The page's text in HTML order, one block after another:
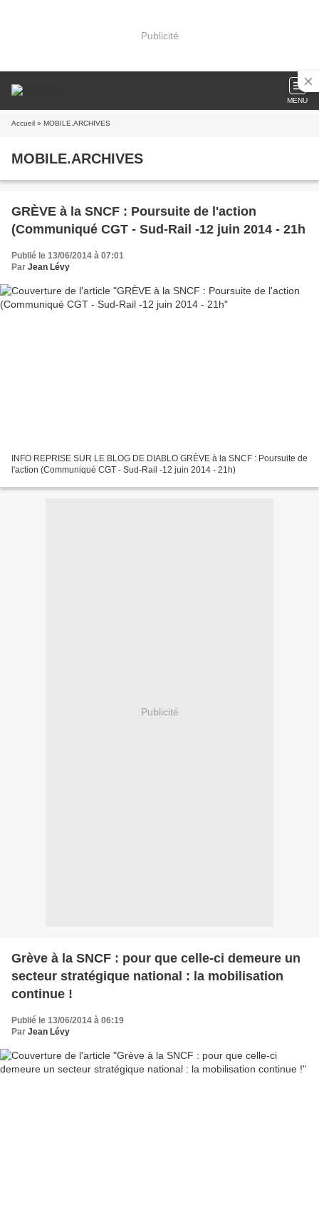
Publicité
MENU
Accueil » MOBILE.ARCHIVES
MOBILE.ARCHIVES
GRÈVE à la SNCF : Poursuite de l'action
(Communiqué CGT - Sud-Rail -12 juin 2014 - 21h
Publié le 13/06/2014 à 07:01
Par Jean Lévy
INFO REPRISE SUR LE BLOG DE DIABLO GRÈVE à la SNCF : Poursuite de
l'action (Communiqué CGT - Sud-Rail -12 juin 2014 - 21h)
Publicité
Grève à la SNCF : pour que celle-ci demeure un
secteur stratégique national : la mobilisation
continue !
Publié le 13/06/2014 à 06:19
Par Jean Lévy